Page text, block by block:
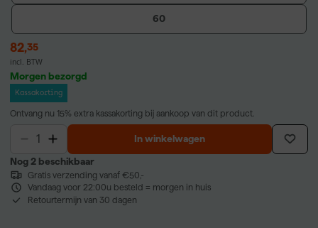
60
82,35
incl. BTW
Morgen bezorgd
Kassakorting
Ontvang nu 15% extra kassakorting bij aankoop van dit product.
In winkelwagen
Nog 2 beschikbaar
Gratis verzending vanaf €50,-
Vandaag voor 22:00u besteld = morgen in huis
Retourtermijn van 30 dagen